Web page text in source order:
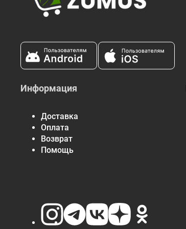
Информация
Доставка
Оплата
Возврат
Помощь